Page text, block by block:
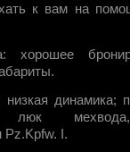
к вам на
хорошее
низкая динамика;
люк
I.